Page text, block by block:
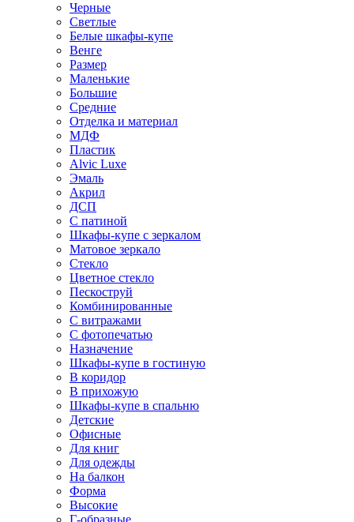
Черные
Светлые
Белые шкафы-купе
Венге
Размер
Маленькие
Большие
Средние
Отделка и материал
МДФ
Пластик
Alvic Luxe
Эмаль
Акрил
ДСП
С патиной
Шкафы-купе с зеркалом
Матовое зеркало
Стекло
Цветное стекло
Пескоструй
Комбинированные
С витражами
С фотопечатью
Назначение
Шкафы-купе в гостиную
В коридор
В прихожую
Шкафы-купе в спальню
Детские
Офисные
Для книг
Для одежды
На балкон
Форма
Высокие
Г-образные